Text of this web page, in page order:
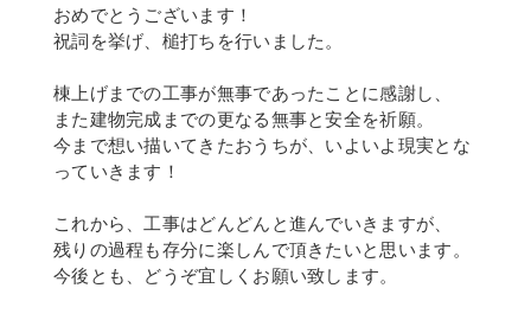
おめでとうございます！
祝詞を挙げ、槌打ちを行いました。
棟上げまでの工事が無事であったことに感謝し、
また建物完成までの更なる無事と安全を祈願。
今まで想い描いてきたおうちが、いよいよ現実とな
っていきます！
これから、工事はどんどんと進んでいきますが、
残りの過程も存分に楽しんで頂きたいと思います。
今後とも、どうぞ宜しくお願い致します。